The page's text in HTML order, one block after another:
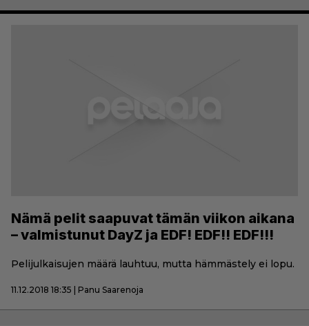
Nämä pelit saapuvat tämän viikon aikana
– valmistunut DayZ ja EDF! EDF!! EDF!!!
Pelijulkaisujen määrä lauhtuu, mutta hämmästely ei lopu.
11.12.2018 18:35 | Panu Saarenoja